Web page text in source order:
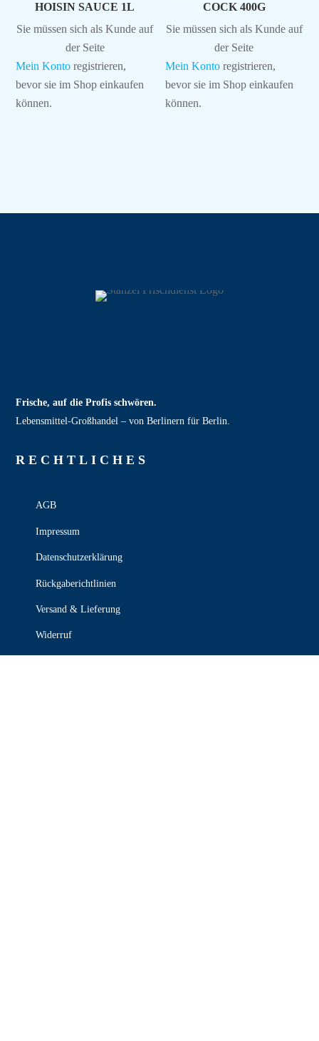
HOISIN SAUCE 1L
Sie müssen sich als Kunde auf
der Seite
Mein Konto registrieren,
bevor sie im Shop einkaufen
können.
COCK 400G
Sie müssen sich als Kunde auf
der Seite
Mein Konto registrieren,
bevor sie im Shop einkaufen
können.
Frische, auf die Profis schwören.
Lebensmittel‑Großhandel – von Berlinern für Berlin.
RECHT­LICHES
AGB
Impressum
Datenschutzerklärung
Rückgaberichtlinien
Versand & Lieferung
Widerruf